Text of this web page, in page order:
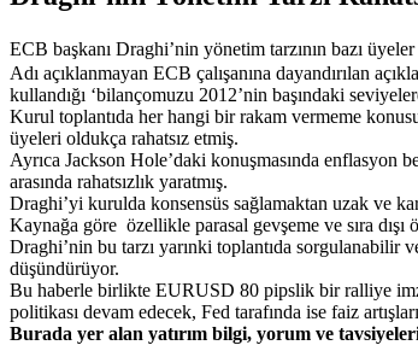
ECB başkanı Draghi’nin yönetim tarzının bazı
Adı açıklanmayan ECB çalışanına dayandırılan
kullandığı ‘bilançomuzu 2012’nin başındaki
Kurul toplantıda her hangi bir rakam vermeme
üyeleri oldukça rahatsız etmiş.
Ayrıca Jackson Hole’daki konuşmasında enflasyon
arasında rahatsızlık yaratmış.
Draghi’yi kurulda konsensüs sağlamaktan uzak ve
Kaynağa göre özellikle parasal gevşeme ve sıra dışı
Draghi’nin bu tarzı yarınki toplantıda
düşündürüyor.
Bu haberle birlikte EURUSD 80 pipslik bir ralliye imza
politikası devam edecek, Fed tarafında ise faiz
Burada yer alan yatırım bilgi, yorum ve tavsiyeleri